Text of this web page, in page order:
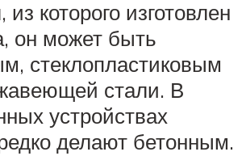
которого изготовлен
он может быть
стеклопластиковым
стали. В
устройствах
делают бетонным.